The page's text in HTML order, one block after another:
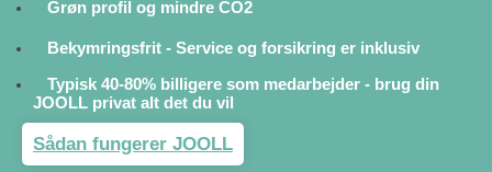
Grøn profil og mindre CO2
Bekymringsfrit - Service og forsikring er inklusiv
Typisk 40-80% billigere som medarbejder - brug din
JOOLL privat alt det du vil
Sådan fungerer JOOLL